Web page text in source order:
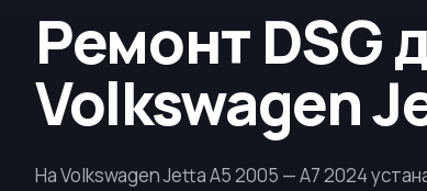
Ремонт DSG
Volkswagen
На Volkswagen Jetta A5 2005 — A7 2024